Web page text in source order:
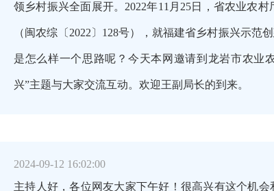
领乡村振兴全面展开。2022年11月25日，省农业农
（闽农综〔2022〕128号），就福建省乡村振兴示
是怎么样一个思路呢？今天本网邀请到龙岩市农业
兴”主题与大家交流互动。欢迎王副局长的到来。
2024-09-12 16:02:00
主持人好，各位网友大家下午好！很高兴有这个机